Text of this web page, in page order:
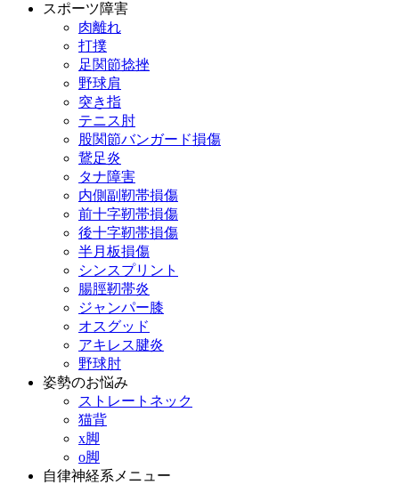
スポーツ障害
肉離れ
打撲
足関節捻挫
野球肩
突き指
テニス肘
股関節バンガード損傷
鵞足炎
タナ障害
内側副靭帯損傷
前十字靭帯損傷
後十字靭帯損傷
半月板損傷
シンスプリント
腸脛靭帯炎
ジャンパー膝
オスグッド
アキレス腱炎
野球肘
姿勢のお悩み
ストレートネック
猫背
x脚
o脚
自律神経系メニュー